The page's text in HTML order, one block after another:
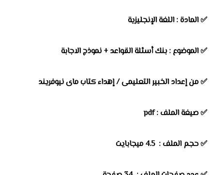
✅ المادة : اللغة الإنجليزية
✅ الموضوع : بنك أسئلة القواعد + نموذج الاجابة
✅ من إعداد الخبير التعليمى /إهداء كتاب ماى نيوفريند
✅ صيغة الملف : pdf
✅ حجم الملف : 4.5 ميجابايت